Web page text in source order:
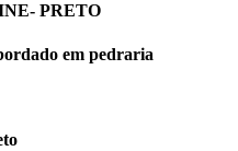
PRETO
em pedraria